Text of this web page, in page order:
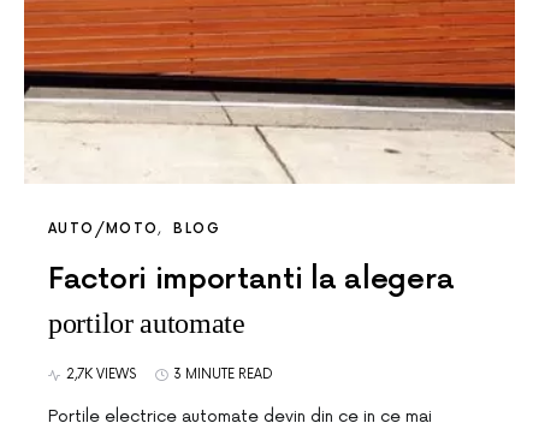
AUTO/MOTO BLOG
Factori importanti la alegera
portilor automate
2,7K VIEWS 3 MINUTE READ
Portile electrice automate devin din ce in ce mai